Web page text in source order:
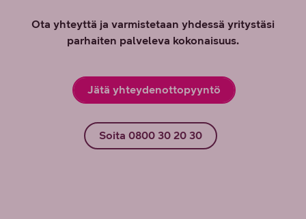
Ota yhteyttä ja varmistetaan yhdessä yritystäsi
parhaiten palveleva kokonaisuus.
Jätä yhteydenottopyyntö
Soita 0800 30 20 30